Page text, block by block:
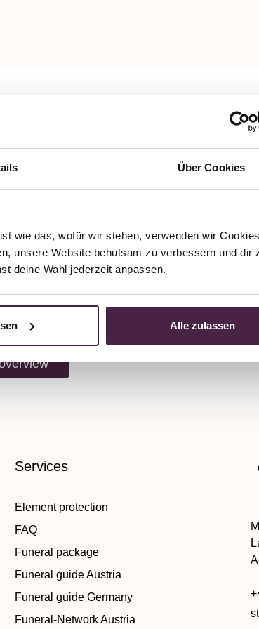
Über Cookies
wie das, wofür wir stehen, verwenden wir
unsere Website behutsam zu verbessern und dir
deine Wahl jederzeit anpassen.
Alle zulassen
Services
Element protection
FAQ
Funeral package
Funeral guide Austria
Funeral guide Germany
Funeral-Network Austria